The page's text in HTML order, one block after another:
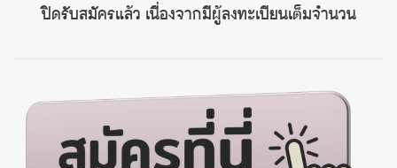
ปิดรับสมัครแล้ว เนื่องจากมีผู้ลงทะเบียนเต็มจำนวน